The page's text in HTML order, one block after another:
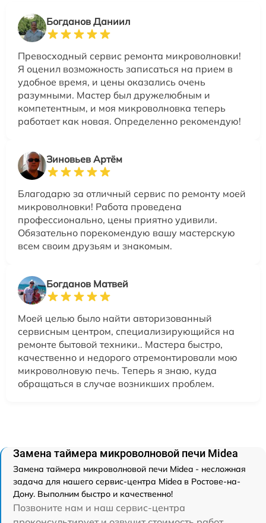
Богданов Даниил
Превосходный сервис ремонта микроволновки!
Я оценил возможность записаться на прием в
удобное время, и цены оказались очень
разумными. Мастер был дружелюбным и
компетентным, и моя микроволновка теперь
работает как новая. Определенно рекомендую!
Зиновьев Артём
Благодарю за отличный сервис по ремонту моей
микроволновки! Работа проведена
профессионально, цены приятно удивили.
Обязательно порекомендую вашу мастерскую
всем своим друзьям и знакомым.
Богданов Матвей
Моей целью было найти авторизованный
сервисным центром, специализирующийся на
ремонте бытовой техники.. Мастера быстро,
качественно и недорого отремонтировали мою
микроволновую печь. Теперь я знаю, куда
обращаться в случае возникших проблем.
Замена таймера микроволновой печи Midea
Замена таймера микроволновой печи Midea - несложная
задача для нашего сервис-центра Midea в Ростове-на-
Дону. Выполним быстро и качественно!
Позвоните нам и наш сервис-центра